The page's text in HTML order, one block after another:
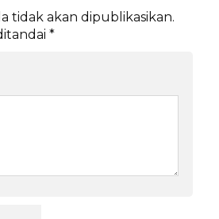
tidak akan dipublikasikan.
*